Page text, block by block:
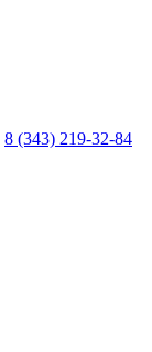
8 (343) 219-32-84